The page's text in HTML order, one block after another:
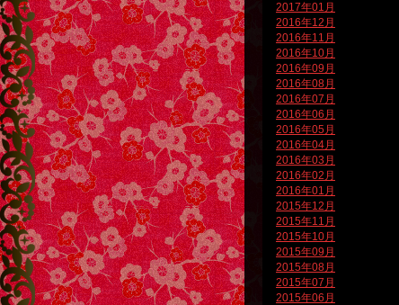
2017年01月
2016年12月
2016年11月
2016年10月
2016年09月
2016年08月
2016年07月
2016年06月
2016年05月
2016年04月
2016年03月
2016年02月
2016年01月
2015年12月
2015年11月
2015年10月
2015年09月
2015年08月
2015年07月
2015年06月